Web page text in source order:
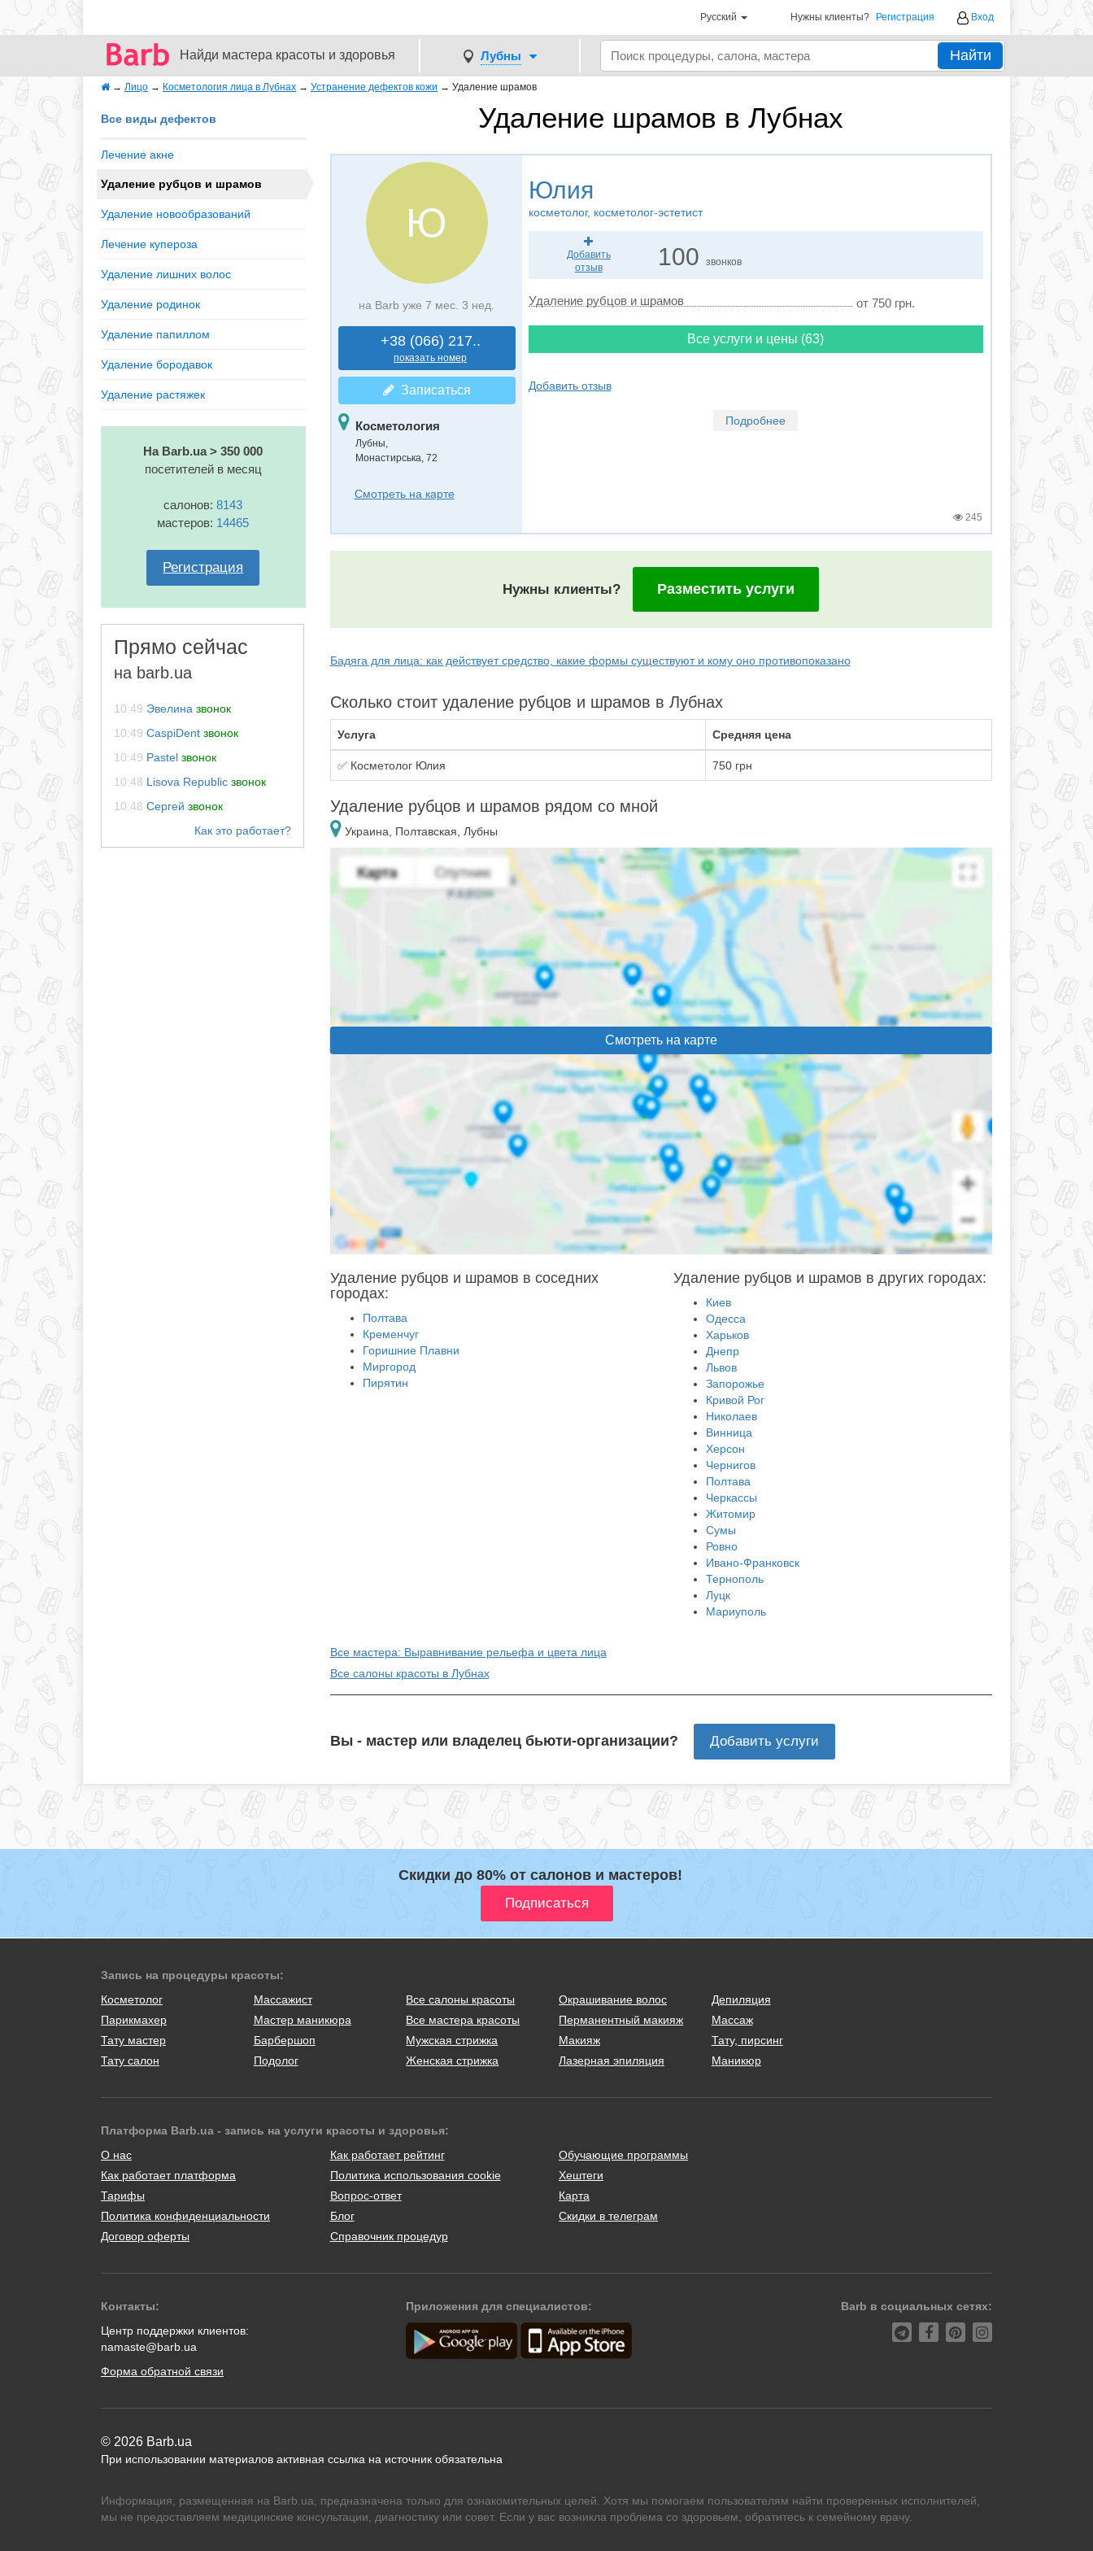
Русский Нужны клиенты? Регистрация Вход
Найди мастера красоты и здоровья Лубны Найти
→ Лицо → Косметология лица в Лубнах → Устранение дефектов кожи → Удаление шрамов
Удаление шрамов в Лубнах
Все виды дефектов
Лечение акне
Удаление рубцов и шрамов
Удаление новообразований
Лечение купероза
Удаление лишних волос
Удаление родинок
Удаление папиллом
Удаление бородавок
Удаление растяжек
На Barb.ua > 350 000
посетителей в месяц
салонов:8143
мастеров: 14465
Регистрация
Прямо сейчас
на barb.ua
10:49 Эвелина звонок
10:49 CaspiDent звонок
10:49 Pastel звонок
10:48 Lisova Republic звонок
10:48 Сергей звонок
Ю
на Barb уже 7 мес. 3 нед.
+38 (066) 217..
показать номер
Записаться
Косметология
Лубны,
Монастирська, 72
Смотреть на карте
Юлия
косметолог, косметолог-эстетист
Добавить
отзыв
100звонков
Удаление рубцов и шрамов от 750 грн.
Все услуги и цены (63)
Добавить отзыв
Подробнее
245
Нужны клиенты? Разместить услуги
Бадяга для лица: как действует средство, какие формы существуют и кому оно противопоказано
Сколько стоит удаление рубцов и шрамов в Лубнах
Услуга Средняя цена
✅ Косметолог Юлия 750 грн
Удаление рубцов и шрамов рядом со мной
Украина, Полтавская, Лубны
Смотреть на карте
Удаление рубцов и шрамов в соседних
городах:
Полтава
Кременчуг
Горишние Плавни
Миргород
Пирятин
Удаление рубцов и шрамов в других городах:
Киев
Одесса
Харьков
Днепр
Львов
Запорожье
Кривой Рог
Николаев
Винница
Херсон
Чернигов
Полтава
Черкассы
Житомир
Сумы
Ровно
Ивано-Франковск
Тернополь
Луцк
Мариуполь
Все мастера: Выравнивание рельефа и цвета лица
Все салоны красоты в Лубнах
Вы - мастер или владелец бьюти-организации? Добавить услуги
Скидки до 80% от салонов и мастеров!
Запись на процедуры красоты:
Косметолог
Массажист
Парикмахер
Мастер маникюра
Тату мастер
Барбершоп
Тату салон
Подолог
Все салоны красоты
Все мастера красоты
Мужская стрижка
Женская стрижка
Окрашивание волос
Перманентный макияж
Макияж
Лазерная эпиляция
Депиляция
Массаж
Тату, пирсинг
Маникюр
Платформа Barb.ua - запись на услуги красоты и здоровья:
О нас
Как работает платформа
Тарифы
Политика конфиденциальности
Договор оферты
Как работает рейтинг
Политика использования cookie
Вопрос-ответ
Блог
Справочник процедур
Обучающие программы
Хештеги
Карта
Скидки в телеграм
Контакты:
Центр поддержки клиентов:
namaste@barb.ua
Форма обратной связи
Приложения для специалистов: Barb в социальных сетях:
© 2026 Barb.ua
При использовании материалов активная ссылка на источник обязательна
Информация, размещенная на Barb.ua, предназначена только для ознакомительных целей. Хотя мы помогаем пользователям найти проверенных исполнителей,
мы не предоставляем медицинские консультации, диагностику или совет. Если у вас возникла проблема со здоровьем, обратитесь к семейному врачу.